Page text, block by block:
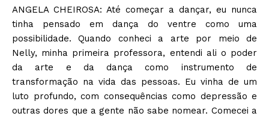
ANGELA CHEIROSA: Até começar a dançar, eu nunca
tinha pensado em dança do ventre como uma
possibilidade. Quando conheci a arte por meio de
Nelly, minha primeira professora, entendi ali o poder
da arte e da dança como instrumento de
transformação na vida das pessoas. Eu vinha de um
luto profundo, com consequências como depressão e
outras dores que a gente não sabe nomear. Comecei a